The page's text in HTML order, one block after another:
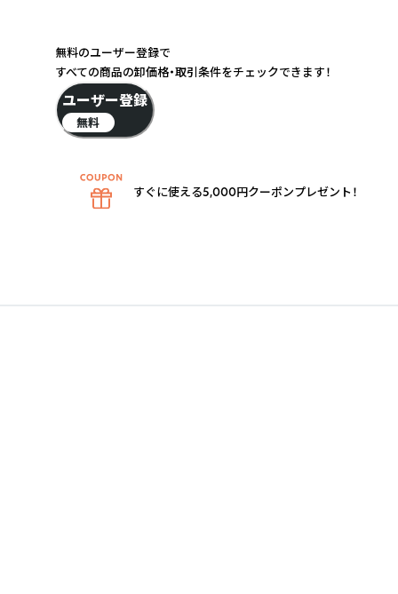
無料のユーザー登録で
すべての商品の卸価格・取引条件をチェックできます！
ユーザー登録
無料
すぐに使える5,000円クーポンプレゼント！